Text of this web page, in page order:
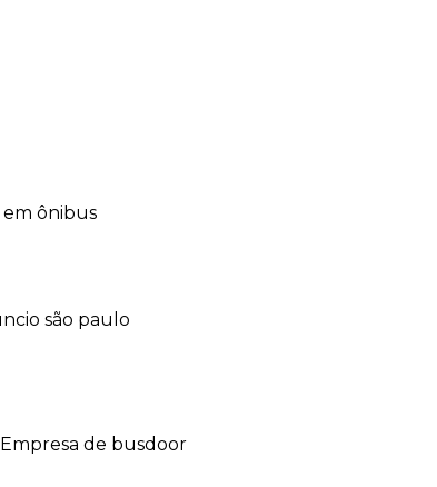
em ônibus
são paulo
empresa de busdoor